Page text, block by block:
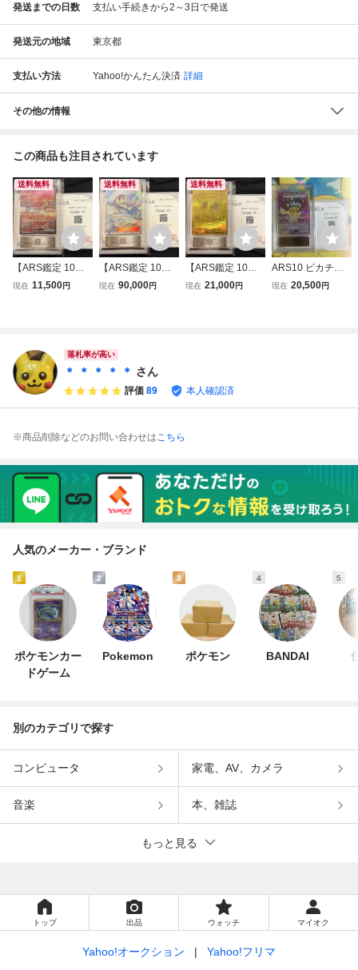
発送までの日数 支払い手続きから2～3日で発送
発送元の地域 東京都
支払い方法 Yahoo!かんたん決済 詳細
その他の情報
この商品も注目されています
送料無料
【ARS鑑定 10】
ミュウex SAR 20
スペシャルアート
レア ミュウ
現在 11,500円
送料無料
【ARS鑑定 10】
リーリエ SR 066/
鑑定品 ポケカ 帽
子リーリエ
現在 90,000円
送料無料
【ARS鑑定 10】
メガリザードンX
現在 21,000円
ARS10 ピカチュ
ウex SAR [M2a 23
現在 20,500円
落札率が高い
＊ ＊ ＊ ＊ ＊ さん
評価 89 本人確認済
※商品削除などのお問い合わせはこちら
人気のメーカー・ブランド
1
ポケモンカー
ドゲーム
2
Pokemon
3
ポケモン
4
BANDAI
5
別のカテゴリで探す
コンピュータ 家電、AV、カメラ
音楽 本、雑誌
もっと見る
トップ 出品 ウォッチ マイオク
Yahoo!オークション
Yahoo!フリマ